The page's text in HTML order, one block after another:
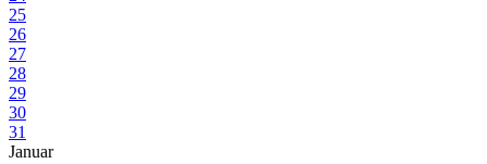
25
26
27
28
29
30
31
Januar